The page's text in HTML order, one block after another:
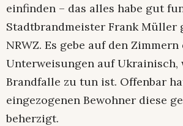
einfinden – das alles habe gut
Stadtbrandmeister Frank Müller
NRWZ. Es gebe auf den Zimmern
Unterweisungen auf Ukrainisch,
Brandfalle zu tun ist. Offenbar
eingezogenen Bewohner diese
beherzigt.